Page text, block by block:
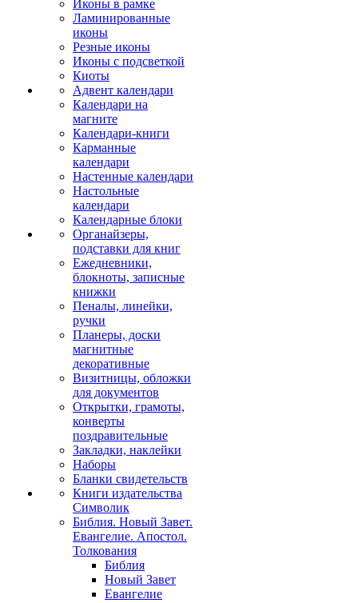
Иконы в рамке
Ламинированные
иконы
Резные иконы
Иконы с подсветкой
Киоты
Адвент календари
Календари на
магните
Календари-книги
Карманные
календари
Настенные календари
Настольные
календари
Календарные блоки
Органайзеры,
подставки для книг
Ежедневники,
блокноты, записные
книжки
Пеналы, линейки,
ручки
Планеры, доски
магнитные
декоративные
Визитницы, обложки
для документов
Открытки, грамоты,
конверты
поздравительные
Закладки, наклейки
Наборы
Бланки свидетельств
Книги издательства
Символик
Библия. Новый Завет.
Евангелие. Апостол.
Толкования
Библия
Новый Завет
Евангелие